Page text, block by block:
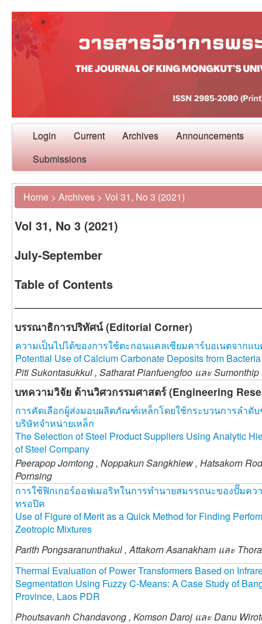
Login Current Archives Announcements
Submissions
Home > Archives > Vol 31, No 3 (2021)
Vol 31, No 3 (2021)
July-September
Table of Contents
บรรณาธิการปริทัศน์ (Editorial Corner)
ความเป็นไปได้ของการใช้ตะกอนแคลเซียมคาร์บอเนตจากแ
Potential Use of Calcium Carbonate Deposits from
Piti Sukontasukkul , Satharat Pianfuengfoo และ
บทความวิจัย ด้านวิศวกรรมศาสตร์ (Engineering
การคัดเลือกผู้ส่งมอบผลิตภัณฑ์เหล็กโดยใช้กระบวนการลำดั
บริษัทจำหน่ายเหล็ก
The Selection of Steel Product Suppliers Using Analytic
of Steel Company
Peerapop Jomtong , Noppakun Sangkhiew , Hatsakorn
Pornsing
การใช้ฟิกเกอร์ออฟเมอริทในการทำนายสมรรถนะของปั๊มค
ทรอปิค
Use of Figure of Merit as a Quick Method for Finding
Zeotropic Mixtures
Parith Pongsaranunthakul ,Attakorn Asanakham และ
Thermal Evaluation of Power Transformers Based on
Segmentation Using Fuzzy C-Means: A Case Study of
Province, Laos PDR
Phoutsavanh Chandavong , Komson Daroj และDanu